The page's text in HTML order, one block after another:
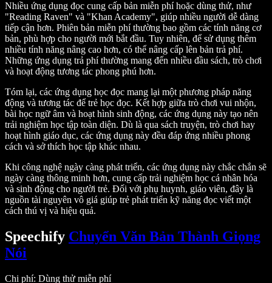
Nhiều ứng dụng đọc cung cấp bản miễn phí hoặc dùng thử, như
"Reading Raven" và "Khan Academy", giúp nhiều người dễ dàng
tiếp cận hơn. Phiên bản miễn phí thường bao gồm các tính năng cơ
bản, phù hợp cho người mới bắt đầu. Tuy nhiên, để sử dụng thêm
nhiều tính năng nâng cao hơn, có thể nâng cấp lên bản trả phí.
Những ứng dụng trả phí thường mang đến nhiều đầu sách, trò chơi
và hoạt động tương tác phong phú hơn.
Tóm lại, các ứng dụng học đọc mang lại một phương pháp năng
động và tương tác để trẻ học đọc. Kết hợp giữa trò chơi vui nhộn,
bài học ngữ âm và hoạt hình sinh động, các ứng dụng này tạo nên
trải nghiệm học tập toàn diện. Dù là qua sách truyện, trò chơi hay
hoạt hình giáo dục, các ứng dụng này đều đáp ứng nhiều phong
cách và sở thích học tập khác nhau.
Khi công nghệ ngày càng phát triển, các ứng dụng này chắc chắn sẽ
ngày càng thông minh hơn, cung cấp trải nghiệm học cá nhân hóa
và sinh động cho người trẻ. Đối với phụ huynh, giáo viên, đây là
nguồn tài nguyên vô giá giúp trẻ phát triển kỹ năng đọc viết một
cách thú vị và hiệu quả.
Speechify Chuyển Văn Bản Thành Giọng
Nói
Chi phí: Dùng thử miễn phí